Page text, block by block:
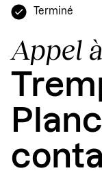
Terminé
Appel